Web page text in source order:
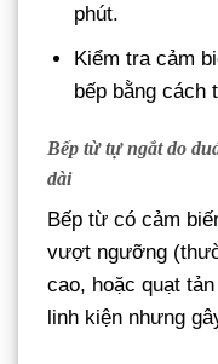
phút.
Kiểm tra cảm
bếp bằng cách
Bếp từ tự ngắt do
dài
Bếp từ có cảm
vượt ngưỡng
cao, hoặc quạt
linh kiện nhưng